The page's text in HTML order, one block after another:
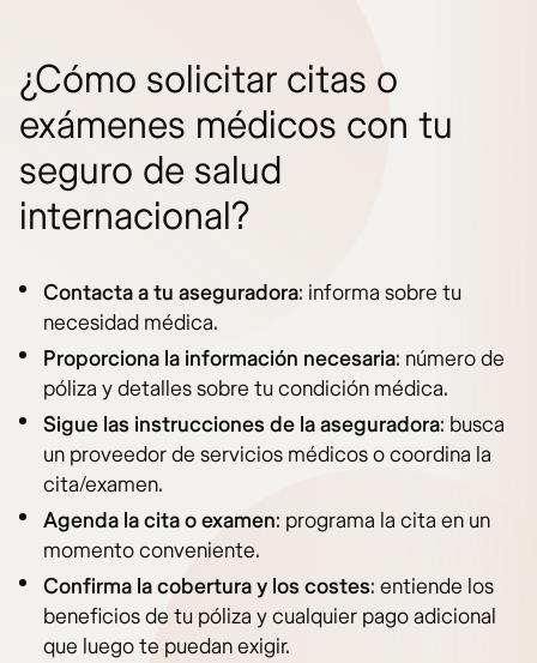
¿Cómo solicitar citas o
exámenes médicos con tu
seguro de salud
internacional?
Contacta a tu aseguradora: informa sobre tu
necesidad médica.
Proporciona la información necesaria: número de
póliza y detalles sobre tu condición médica.
Sigue las instrucciones de la aseguradora: busca
un proveedor de servicios médicos o coordina la
cita/examen.
Agenda la cita o examen: programa la cita en un
momento conveniente.
Confirma la cobertura y los costes: entiende los
beneficios de tu póliza y cualquier pago adicional
que luego te puedan exigir.